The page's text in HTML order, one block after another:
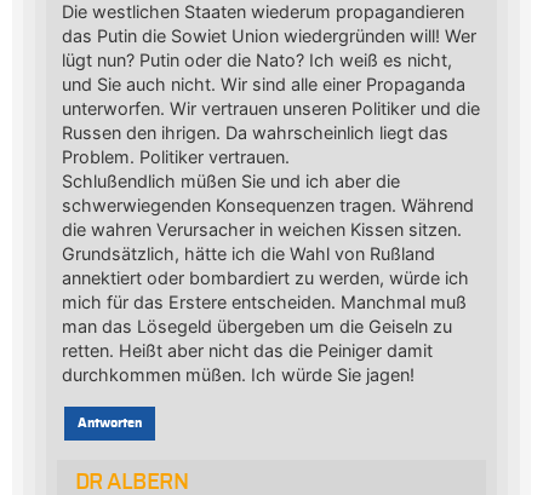
Die westlichen Staaten wiederum propagandieren
das Putin die Sowiet Union wiedergründen will! Wer
lügt nun? Putin oder die Nato? Ich weiß es nicht,
und Sie auch nicht. Wir sind alle einer Propaganda
unterworfen. Wir vertrauen unseren Politiker und die
Russen den ihrigen. Da wahrscheinlich liegt das
Problem. Politiker vertrauen.
Schlußendlich müßen Sie und ich aber die
schwerwiegenden Konsequenzen tragen. Während
die wahren Verursacher in weichen Kissen sitzen.
Grundsätzlich, hätte ich die Wahl von Rußland
annektiert oder bombardiert zu werden, würde ich
mich für das Erstere entscheiden. Manchmal muß
man das Lösegeld übergeben um die Geiseln zu
retten. Heißt aber nicht das die Peiniger damit
durchkommen müßen. Ich würde Sie jagen!
Antworten
DR ALBERN